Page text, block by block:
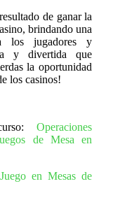
de ganar la
brindando una
los jugadores y
y divertida que
la oportunidad
los casinos!
Operaciones
de Mesa en
en Mesas de